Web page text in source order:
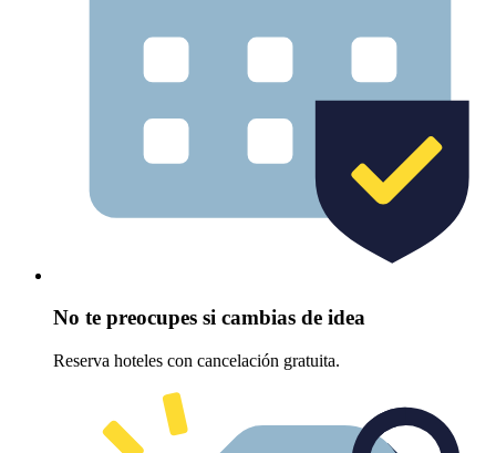
No te preocupes si cambias de idea
Reserva hoteles con cancelación gratuita.